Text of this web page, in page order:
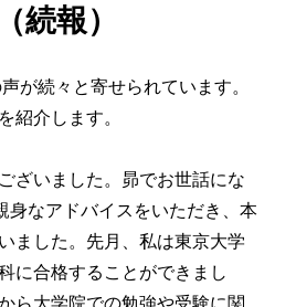
続報）
が続々と寄せられています。
紹介します。
ざいました。昴でお世話にな
身なアドバイスをいただき、本
ました。先月、私は東京大学
に合格することができまし